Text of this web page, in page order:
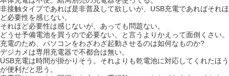
非接触タイプであれば是非普及して欲しいが、USB充電であればそれほ
ど必要性を感じない。
それほど必要性は感じないが、あっても問題ない。
どうせ予備電池を買うので必要ない。と言うよりかえって面倒くさい。
充電のため、パソコンをわざわざ起動させるのは如何なものか?
デジカメは専用充電器で不都合は無い。
USB充電は時間が掛かりそう。それよりも乾電池に対応してくれたほう
が便利だと思う。